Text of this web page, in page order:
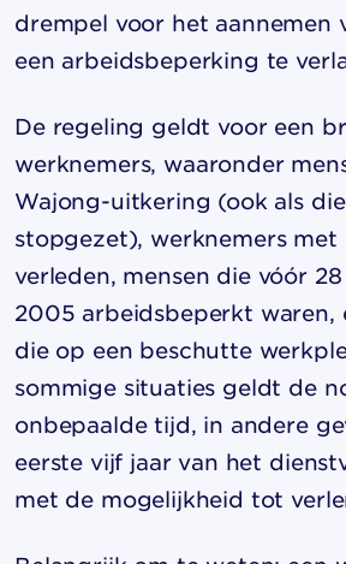
drempel voor het aannemen
een arbeidsbeperking te
De regeling geldt voor een
werknemers, waaronder
Wajong-uitkering (ook als
stopgezet), werknemers met
verleden, mensen die vóór
2005 arbeidsbeperkt waren,
die op een beschutte
sommige situaties geldt de
onbepaalde tijd, in andere
eerste vijf jaar van het
met de mogelijkheid tot